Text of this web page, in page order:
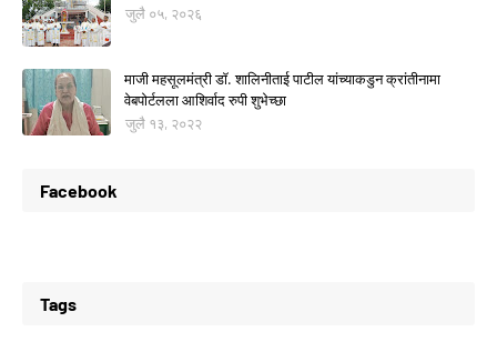
जुलै ०५, २०२६
माजी महसूलमंत्री डॉ. शालिनीताई पाटील यांच्याकडुन क्रांतीनामा
वेबपोर्टलला आशिर्वाद रुपी शुभेच्छा
जुलै १३, २०२२
Facebook
Tags